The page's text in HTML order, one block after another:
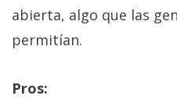
abierta, algo que las
permitían.
Pros: